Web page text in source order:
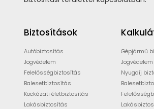
Biztosítások
Autóbiztosítás
Jogvédelem
Felelősségbiztosítás
Balesetbiztosítás
Kockázati életbiztosítás
Lakásbiztosítás
Gépjármű
Nyugdíj